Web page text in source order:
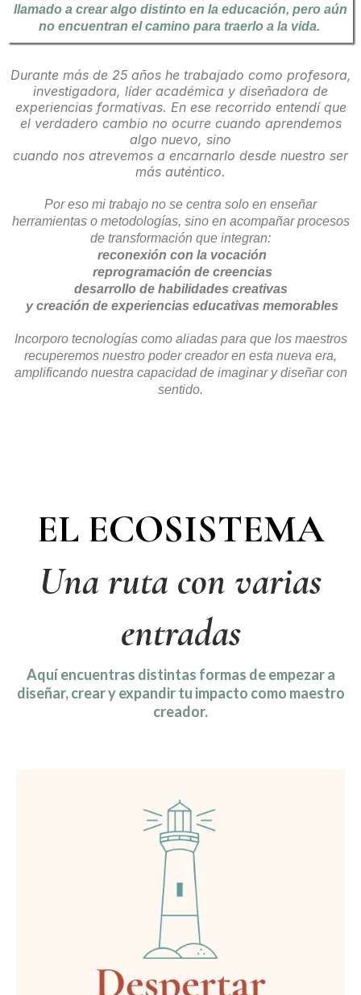
llamado a crear algo distinto en la educación, pero aún
no encuentran el camino para traerlo a la vida.
Durante más de 25 años he trabajado como profesora,
investigadora, líder académica y diseñadora de
experiencias formativas. En ese recorrido entendí que
el verdadero cambio no ocurre cuando aprendemos
algo nuevo, sino
cuando nos atrevemos a encarnarlo desde nuestro ser
más auténtico.
Por eso mi trabajo no se centra solo en enseñar
herramientas o metodologías, sino en acompañar procesos
de transformación que integran:
reconexión con la vocación
reprogramación de creencias
desarrollo de habilidades creativas
y creación de experiencias educativas memorables
Incorporo tecnologías como aliadas para que los maestros
recuperemos nuestro poder creador en esta nueva era,
amplificando nuestra capacidad de imaginar y diseñar con
sentido.
EL ECOSISTEMA
Una ruta con varias
entradas
Aquí encuentras distintas formas de empezar a
diseñar, crear y expandir tu impacto como maestro
creador.